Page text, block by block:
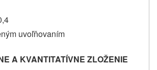
uvoľňovaním
A KVANTITATÍVNE ZLOŽENIE